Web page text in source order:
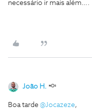
necessário ir mais além….
João H.
Boa tarde @Jocazeze,